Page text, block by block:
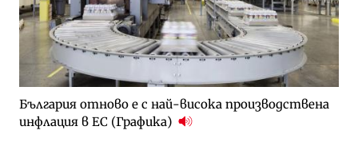
България отново е с най-висока производствена
инфлация в ЕС (Графика)